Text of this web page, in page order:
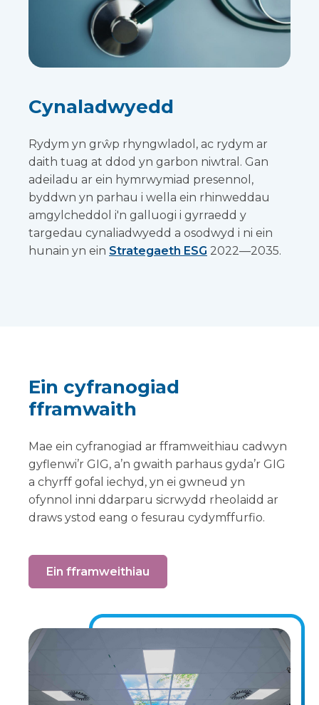
Cynaladwyedd
Rydym yn grŵp rhyngwladol, ac rydym ar
daith tuag at ddod yn garbon niwtral. Gan
adeiladu ar ein hymrwymiad presennol,
byddwn yn parhau i wella ein rhinweddau
amgylcheddol i'n galluogi i gyrraedd y
targedau cynaliadwyedd a osodwyd i ni ein
hunain yn ein Strategaeth ESG 2022—2035.
Ein cyfranogiad
fframwaith
Mae ein cyfranogiad ar fframweithiau cadwyn
gyflenwi’r GIG, a’n gwaith parhaus gyda’r GIG
a chyrff gofal iechyd, yn ei gwneud yn
ofynnol inni ddarparu sicrwydd rheolaidd ar
draws ystod eang o fesurau cydymffurfio.
Ein fframweithiau